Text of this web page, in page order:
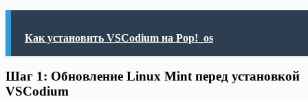
Как установить VSCodium на Pop!_os
Шаг 1: Обновление Linux Mint перед установкой
VSCodium